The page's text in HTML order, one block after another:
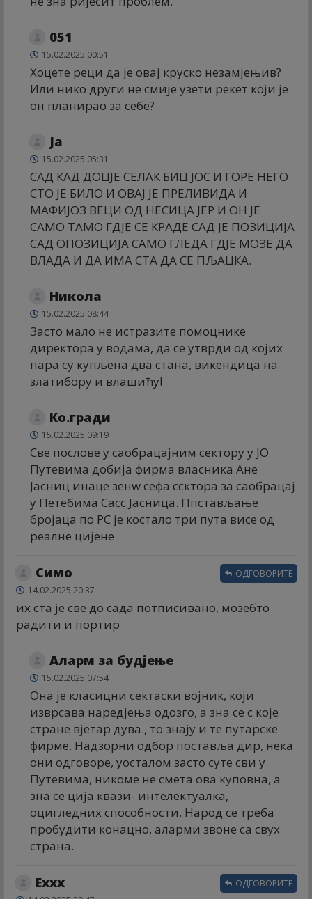
051
15.02.2025 00:51
Хоцете реци да је овај круско незамјењив?
Или нико други не смије узети рекет који је
он планирао за себе?
Ја
15.02.2025 05:31
САД КАД ДОЦЈЕ СЕЛАК БИЦ ЈОС И ГОРЕ НЕГО
СТО ЈЕ БИЛО И ОВАЈ ЈЕ ПРЕЛИВИДА И
МАФИЈОЗ ВЕЦИ ОД НЕСИЦА ЈЕР И ОН ЈЕ
САМО ТАМО ГДЈЕ СЕ КРАДЕ САД ЈЕ ПОЗИЦИЈА
САД ОПОЗИЦИЈА САМО ГЛЕДА ГДЈЕ МОЗЕ ДА
ВЛАДА И ДА ИМА СТА ДА СЕ ПЉАЦКА.
Никола
15.02.2025 08:44
Засто мало не истразите помоцнике
директора у водама, да се утврди од којих
пара су купљена два стана, викендица на
златибору и влашићу!
Ко.гради
15.02.2025 09:19
Све послове у саобрацајним сектору у ЈО
Путевима добија фирма власника Ане
Јасниц инаце зенw сефа ссктора за саобрацај
у Петебима Сасс Јасница. Ппстављање
бројаца по РС је костало три пута висе од
реалне цијене
Симо
14.02.2025 20:37
их ста је све до сада потписивано, мозебто
радити и портир
ОДГОВОРИТЕ
Аларм за будјење
15.02.2025 07:54
Она је класицни сектаски војник, који
изврсава наредјења одозго, а зна се с које
стране вјетар дува., то знају и те путарске
фирме. Надзорни одбор поставља дир, нека
они одговоре, уосталом засто суте сви у
Путевима, никоме не смета ова куповна, а
зна се ција квази- интелектуалка,
оцигледних способности. Народ се треба
пробудити конацно, аларми звоне са свух
страна.
Еххх ОДГОВОРИТЕ